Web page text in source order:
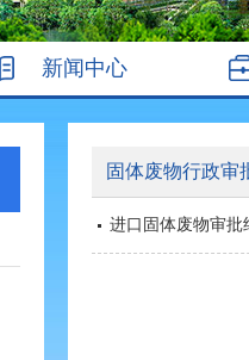
新闻中心
固体废物行政审
进口固体废物审批